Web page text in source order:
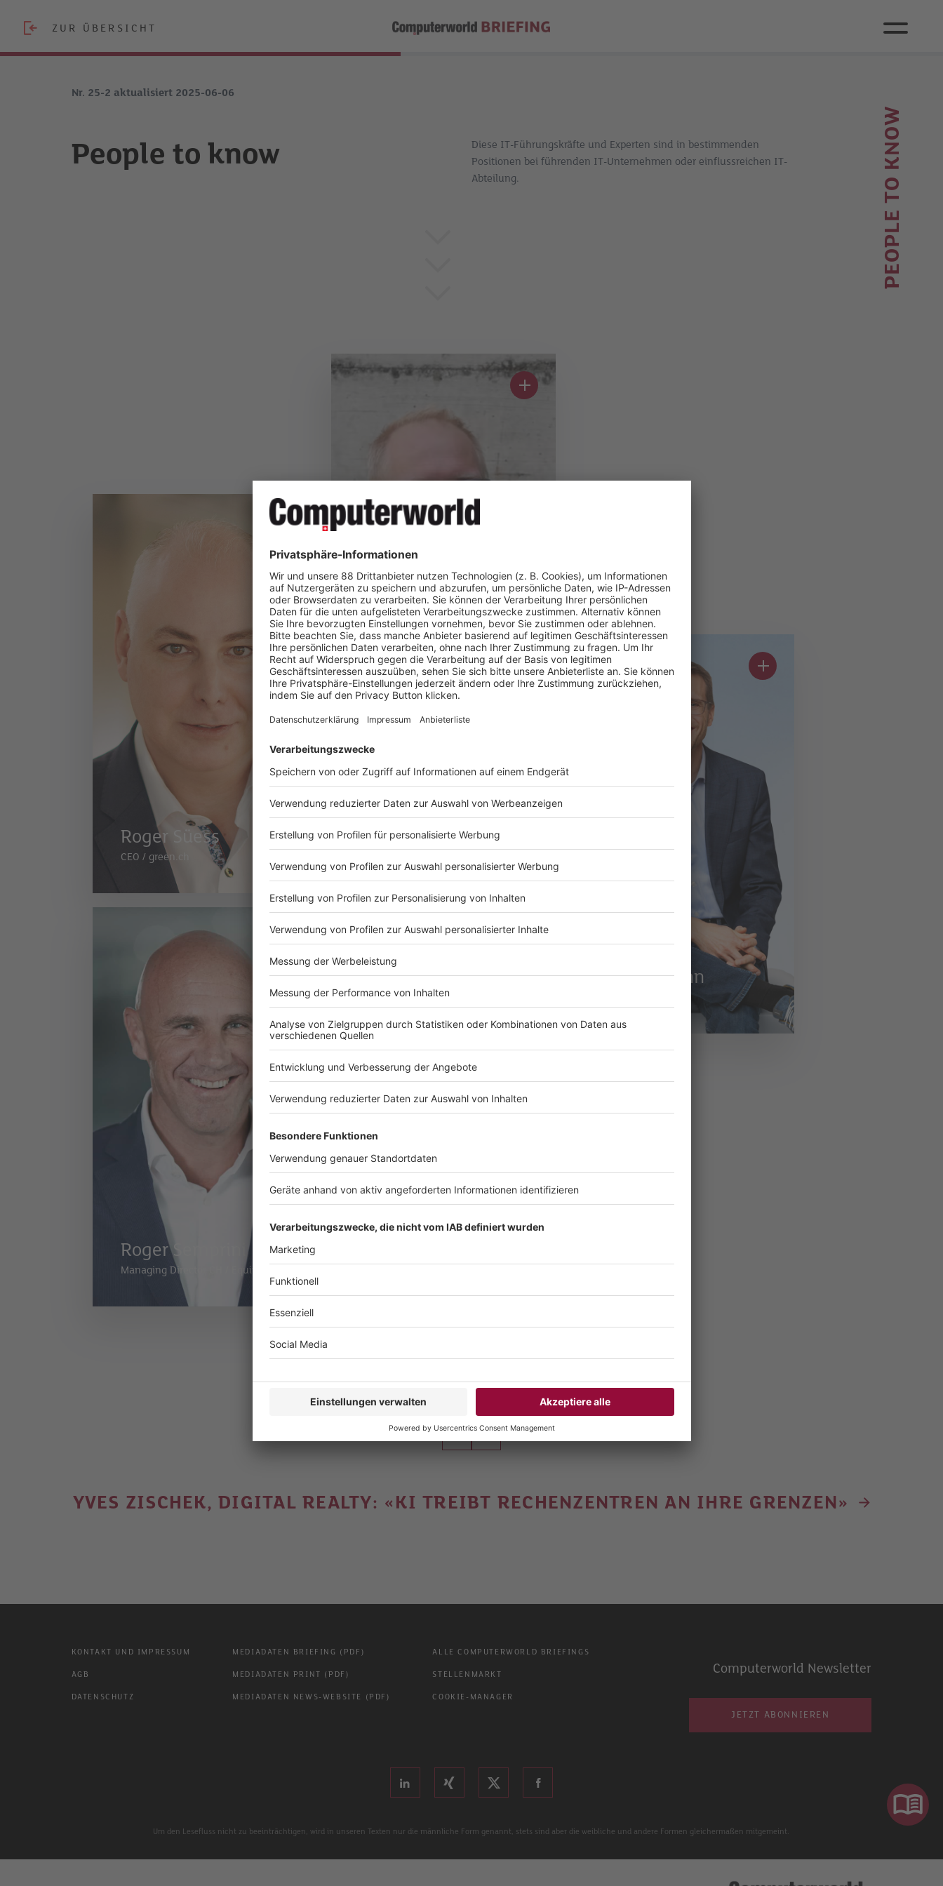
ZUR ÜBERSICHT
PEOPLE TO KNOW
Nr. 25-2 aktualisiert 2025-06-06
People to know
Diese IT-Führungskräfte und Experten sind in bestimmenden
Positionen bei führenden IT-Unternehmen oder einflussreichen IT-
Abteilung.
Roger Süess
CEO / green.ch
Arne Benox
Sales & Business Development
Manager/Digital Reality Schweiz
Aeschlimann
Roberto Cresta
Vorsitzender der Geschäftsleitung/
Roger Semprini
Managing Director CH Equinix
Auf Social Media teilen
YVES ZISCHEK, DIGITAL REALTY: «KI TREIBT RECHENZENTREN AN IHRE GRENZEN»
KONTAKT UND IMPRESSUM
AGB
DATENSCHUTZ
MEDIADATEN BRIEFING (PDF)
MEDIADATEN PRINT (PDF)
MEDIADATEN NEWS-WEBSITE (PDF)
ALLE COMPUTERWORLD BRIEFINGS
STELLENMARKT
COOKIE-MANAGER
Computerworld Newsletter
JETZT ABONNIEREN
Um den Lesefluss nicht zu beeinträchtigen, wird in unseren Texten nur die männliche Form genannt, stets sind aber die weibliche und andere Formen gleichermaßen mitgemeint.